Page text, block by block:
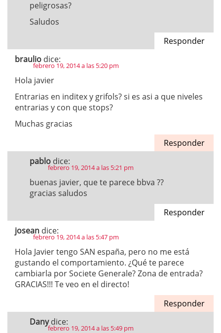
peligrosas?
Saludos
Responder
braulio dice:
febrero 19, 2014 a las 5:20 pm
Hola javier
Entrarias en inditex y grifols? si es asi a que niveles
entrarias y con que stops?
Muchas gracias
Responder
pablo dice:
febrero 19, 2014 a las 5:21 pm
buenas javier, que te parece bbva ??
gracias saludos
Responder
josean dice:
febrero 19, 2014 a las 5:47 pm
Hola Javier tengo SAN españa, pero no me está
gustando el comportamiento. ¿Qué te parece
cambiarla por Societe Generale? Zona de entrada?
GRACIAS!!! Te veo en el directo!
Responder
Dany dice:
febrero 19, 2014 a las 5:49 pm